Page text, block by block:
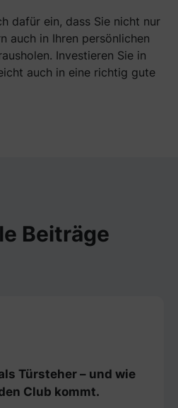
dafür ein, dass Sie nicht nur
auch in Ihren persönlichen
Investieren Sie in
auch in eine richtig gute
Beiträge
Türsteher – und wie
Club kommt.